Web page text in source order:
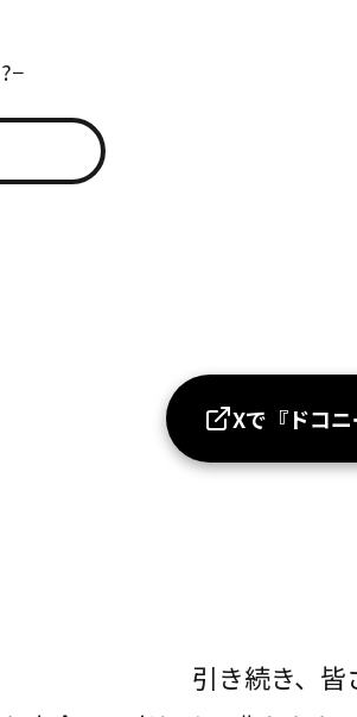
Xで『ドコ
引き続き、